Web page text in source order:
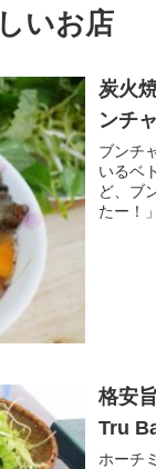
いお店
炭火
ンチ
ブンチ
いるベ
ど、ブ
たー！
格安
Tru
ホーチ